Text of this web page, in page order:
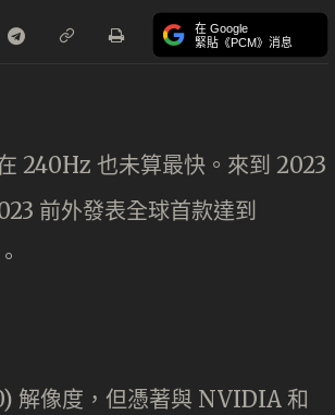
在 Google
緊貼《PCM》消息
240Hz 也未算最快。來到 2023
前外發表全球首款達到
解像度，但憑著與 NVIDIA 和